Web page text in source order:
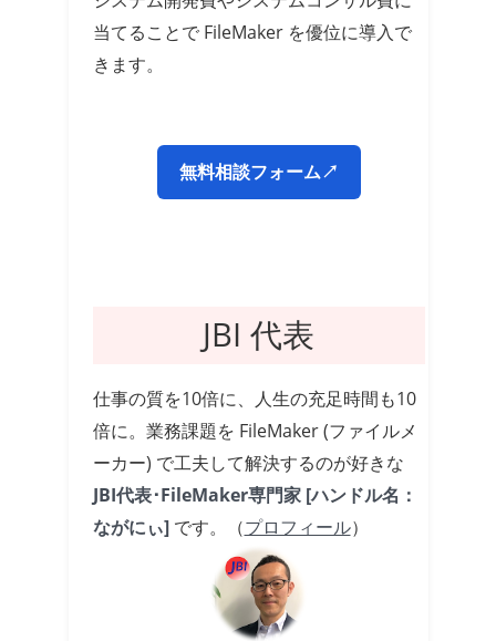
当てることで FileMaker を優位に導入で
きます。
無料相談フォーム↗
JBI 代表
仕事の質を10倍に、人生の充足時間も10
倍に。業務課題を FileMaker (ファイルメ
ーカー) で工夫して解決するのが好きな
JBI代表･FileMaker専門家 [ハンドル名：
ながにぃ] です。（プロフィール）